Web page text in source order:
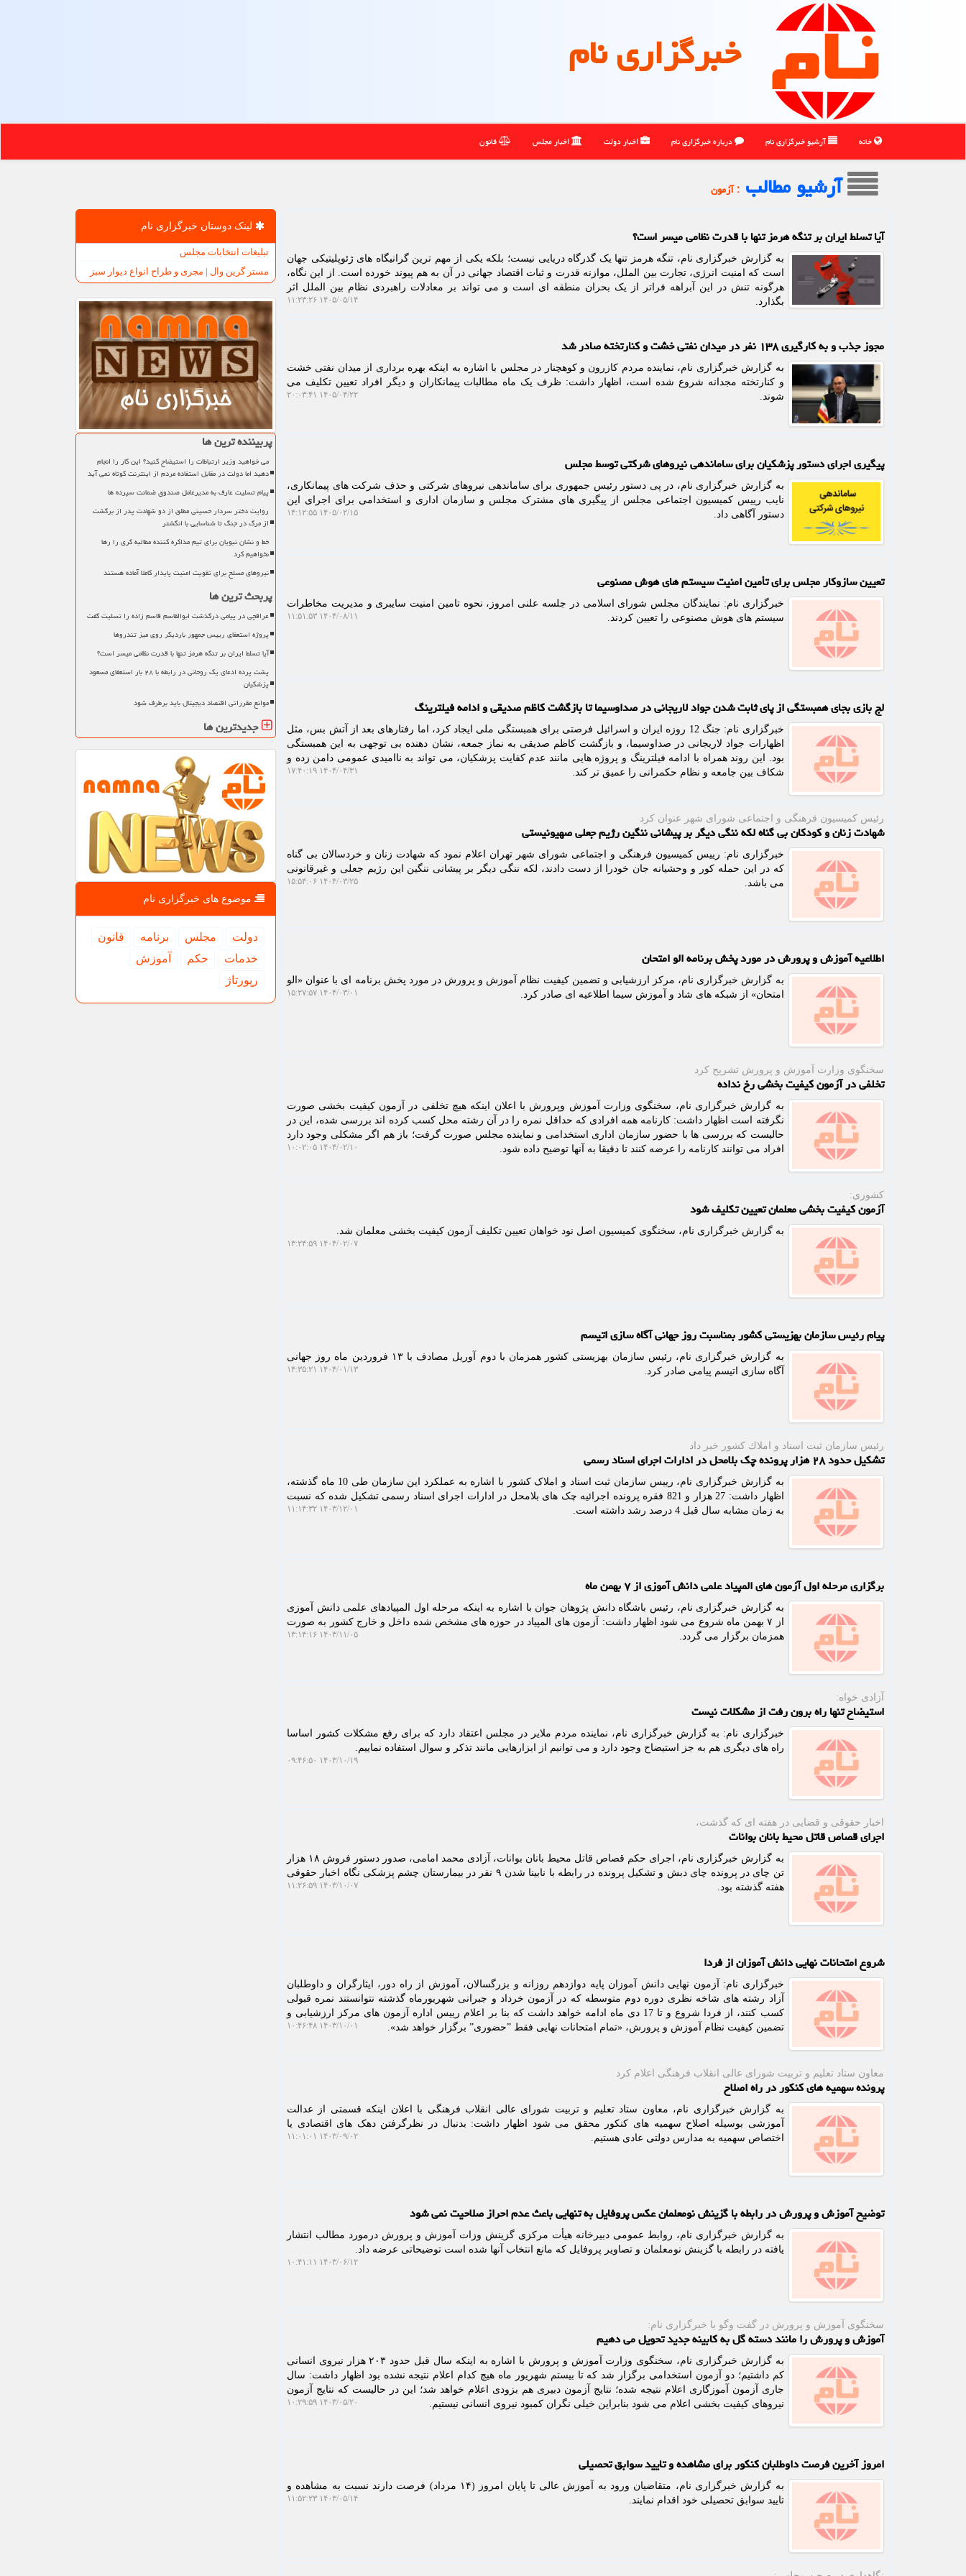
خبرگزاری نام
خانه آرشیو خبرگزاری نام درباره خبرگزاری نام اخبار دولت اخبار مجلس قانون
آرشیو مطالب : آزمون
آیا تسلط ایران بر تنگه هرمز تنها با قدرت نظامی میسر است؟
به گزارش خبرگزاری نام، تنگه هرمز تنها یک گذرگاه دریایی نیست؛ بلکه یکی از مهم ترین گرانیگاه های ژئوپلیتیکی جهان
است که امنیت انرژی، تجارت بین الملل، موازنه قدرت و ثبات اقتصاد جهانی در آن به هم پیوند خورده است. از این نگاه،
هرگونه تنش در این آبراهه فراتر از یک بحران منطقه ای است و می تواند بر معادلات راهبردی نظام بین الملل اثر
بگذارد.
۱۴۰۵/۰۵/۱۴ ۱۱:۲۳:۲۶
مجوز جذب و به کارگیری ۱۳۸ نفر در میدان نفتی خشت و کنارتخته صادر شد
به گزارش خبرگزاری نام، نماینده مردم کازرون و کوهچنار در مجلس با اشاره به اینکه بهره برداری از میدان نفتی خشت
و کنارتخته مجدانه شروع شده است، اظهار داشت: ظرف یک ماه مطالبات پیمانکاران و دیگر افراد تعیین تکلیف می
شوند.
۱۴۰۵/۰۴/۲۲ ۲۰:۰۳:۴۱
پیگیری اجرای دستور پزشکیان برای ساماندهی نیروهای شرکتی توسط مجلس
به گزارش خبرگزاری نام، در پی دستور رئیس جمهوری برای ساماندهی نیروهای شرکتی و حذف شرکت های پیمانکاری،
نایب رییس کمیسیون اجتماعی مجلس از پیگیری های مشترک مجلس و سازمان اداری و استخدامی برای اجرای این
دستور آگاهی داد.
۱۴۰۵/۰۲/۱۵ ۱۴:۱۲:۵۵
تعیین سازوکار مجلس برای تأمین امنیت سیستم های هوش مصنوعی
خبرگزاری نام: نمایندگان مجلس شورای اسلامی در جلسه علنی امروز، نحوه تامین امنیت سایبری و مدیریت مخاطرات
سیستم های هوش مصنوعی را تعیین کردند.
۱۴۰۴/۰۸/۱۱ ۱۱:۵۱:۵۳
لج بازی بجای همبستگی از پای ثابت شدن جواد لاریجانی در صداوسیما تا بازگشت کاظم صدیقی و ادامه فیلترینگ
خبرگزاری نام: جنگ 12 روزه ایران و اسرائیل فرصتی برای همبستگی ملی ایجاد کرد، اما رفتارهای بعد از آتش بس، مثل
اظهارات جواد لاریجانی در صداوسیما، و بازگشت کاظم صدیقی به نماز جمعه، نشان دهنده بی توجهی به این همبستگی
بود. این روند همراه با ادامه فیلترینگ و پروژه هایی مانند عدم کفایت پزشکیان، می تواند به ناامیدی عمومی دامن زده و
شکاف بین جامعه و نظام حکمرانی را عمیق تر کند.
۱۴۰۴/۰۴/۳۱ ۱۷:۴۰:۱۹
رئیس كمیسیون فرهنگی و اجتماعی شورای شهر عنوان كرد
شهادت زنان و کودکان بی گناه لکه ننگی دیگر بر پیشانی ننگین رژیم جعلی صهیونیستی
خبرگزاری نام: رییس کمیسیون فرهنگی و اجتماعی شورای شهر تهران اعلام نمود که شهادت زنان و خردسالان بی گناه
که در این حمله کور و وحشیانه جان خودرا از دست دادند، لکه ننگی دیگر بر پیشانی ننگین این رژیم جعلی و غیرقانونی
می باشد.
۱۴۰۴/۰۳/۲۵ ۱۵:۵۴:۰۶
اطلاعیه آموزش و پرورش در مورد پخش برنامه الو امتحان
به گزارش خبرگزاری نام، مرکز ارزشیابی و تضمین کیفیت نظام آموزش و پرورش در مورد پخش برنامه ای با عنوان «الو
امتحان» از شبکه های شاد و آموزش سیما اطلاعیه ای صادر کرد.
۱۴۰۴/۰۳/۰۱ ۱۵:۲۷:۵۷
سخنگوی وزارت آموزش و پرورش تشریح كرد
تخلفی در آزمون کیفیت بخشی رخ نداده
به گزارش خبرگزاری نام، سخنگوی وزارت آموزش وپرورش با اعلان اینکه هیچ تخلفی در آزمون کیفیت بخشی صورت
نگرفته است اظهار داشت: کارنامه همه افرادی که حداقل نمره را در آن رشته محل کسب کرده اند بررسی شده، این در
حالیست که بررسی ها با حضور سازمان اداری استخدامی و نماینده مجلس صورت گرفت؛ باز هم اگر مشکلی وجود دارد
افراد می توانند کارنامه را عرضه کنند تا دقیقا به آنها توضیح داده شود.
۱۴۰۴/۰۲/۱۰ ۱۰:۰۲:۰۵
كشوری:
آزمون کیفیت بخشی معلمان تعیین تکلیف شود
به گزارش خبرگزاری نام، سخنگوی کمیسیون اصل نود خواهان تعیین تکلیف آزمون کیفیت بخشی معلمان شد.
۱۴۰۴/۰۲/۰۷ ۱۳:۲۴:۵۹
پیام رئیس سازمان بهزیستی کشور بمناسبت روز جهانی آگاه سازی اتیسم
به گزارش خبرگزاری نام، رئیس سازمان بهزیستی کشور همزمان با دوم آوریل مصادف با ۱۳ فروردین ماه روز جهانی
آگاه سازی اتیسم پیامی صادر کرد.
۱۴۰۴/۰۱/۱۳ ۱۴:۳۵:۲۱
رئیس سازمان ثبت اسناد و املاك كشور خبر داد
تشکیل حدود ۲۸ هزار پرونده چک بلامحل در ادارات اجرای اسناد رسمی
به گزارش خبرگزاری نام، رییس سازمان ثبت اسناد و املاک کشور با اشاره به عملکرد این سازمان طی 10 ماه گذشته،
اظهار داشت: 27 هزار و 821 فقره پرونده اجرائیه چک های بلامحل در ادارات اجرای اسناد رسمی تشکیل شده که نسبت
به زمان مشابه سال قبل 4 درصد رشد داشته است.
۱۴۰۳/۱۲/۰۱ ۱۱:۱۴:۳۲
برگزاری مرحله اول آزمون های المپیاد علمی دانش آموزی از ۷ بهمن ماه
به گزارش خبرگزاری نام، رئیس باشگاه دانش پژوهان جوان با اشاره به اینکه مرحله اول المپیادهای علمی دانش آموزی
از ۷ بهمن ماه شروع می شود اظهار داشت: آزمون های المپیاد در حوزه های مشخص شده داخل و خارج کشور به صورت
همزمان برگزار می گردد.
۱۴۰۳/۱۱/۰۵ ۱۳:۱۴:۱۶
آزادی خواه:
استیضاح تنها راه برون رفت از مشکلات نیست
خبرگزاری نام: به گزارش خبرگزاری نام، نماینده مردم ملایر در مجلس اعتقاد دارد که برای رفع مشکلات کشور اساسا
راه های دیگری هم به جز استیضاح وجود دارد و می توانیم از ابزارهایی مانند تذکر و سوال استفاده نماییم.
۱۴۰۳/۱۰/۱۹ ۰۹:۴۶:۵۰
اخبار حقوقی و قضایی در هفته ای كه گذشت،
اجرای قصاص قاتل محیط بانان بوانات
به گزارش خبرگزاری نام، اجرای حکم قصاص قاتل محیط بانان بوانات، آزادی محمد امامی، صدور دستور فروش ۱۸ هزار
تن چای در پرونده چای دبش و تشکیل پرونده در رابطه با نابینا شدن ۹ نفر در بیمارستان چشم پزشکی نگاه اخبار حقوقی
هفته گذشته بود.
۱۴۰۳/۱۰/۰۷ ۱۱:۲۶:۵۹
شروع امتحانات نهایی دانش آموزان از فردا
خبرگزاری نام: آزمون نهایی دانش آموزان پایه دوازدهم روزانه و بزرگسالان، آموزش از راه دور، ایثارگران و داوطلبان
آزاد رشته های شاخه نظری دوره دوم متوسطه که در آزمون خرداد و جبرانی شهریورماه گذشته نتوانستند نمره قبولی
کسب کنند، از فردا شروع و تا 17 دی ماه ادامه خواهد داشت که بنا بر اعلام رییس اداره آزمون های مرکز ارزشیابی و
تضمین کیفیت نظام آموزش و پرورش، «تمام امتحانات نهایی فقط ˮحضوریˮ برگزار خواهد شد».
۱۴۰۳/۱۰/۰۱ ۱۰:۴۶:۴۸
معاون ستاد تعلیم و تربیت شورای عالی انقلاب فرهنگی اعلام كرد
پرونده سهمیه های کنکور در راه اصلاح
به گزارش خبرگزاری نام، معاون ستاد تعلیم و تربیت شورای عالی انقلاب فرهنگی با اعلان اینکه قسمتی از عدالت
آموزشی بوسیله اصلاح سهمیه های کنکور محقق می شود اظهار داشت: بدنبال در نظرگرفتن دهک های اقتصادی یا
اختصاص سهمیه به مدارس دولتی عادی هستیم.
۱۴۰۳/۰۹/۰۲ ۱۱:۰۱:۰۱
توضیح آموزش و پرورش در رابطه با گزینش نومعلمان عکس پروفایل به تنهایی باعث عدم احراز صلاحیت نمی شود
به گزارش خبرگزاری نام، روابط عمومی دبیرخانه هیأت مرکزی گزینش وزات آموزش و پرورش درمورد مطالب انتشار
یافته در رابطه با گزینش نومعلمان و تصاویر پروفایل که مانع انتخاب آنها شده است توضیحاتی عرضه داد.
۱۴۰۳/۰۶/۱۲ ۱۰:۴۱:۱۱
سخنگوی آموزش و پرورش در گفت وگو با خبرگزاری نام:
آموزش و پرورش را مانند دسته گل به کابینه جدید تحویل می دهیم
به گزارش خبرگزاری نام، سخنگوی وزارت آموزش و پرورش با اشاره به اینکه سال قبل حدود ۲۰۳ هزار نیروی انسانی
کم داشتیم؛ دو آزمون استخدامی برگزار شد که تا بیستم شهریور ماه هیچ کدام اعلام نتیجه نشده بود اظهار داشت: سال
جاری آزمون آموزگاری اعلام نتیجه شده؛ نتایج آزمون دبیری هم بزودی اعلام خواهد شد؛ این در حالیست که نتایج آزمون
نیروهای کیفیت بخشی اعلام می شود بنابراین خیلی نگران کمبود نیروی انسانی نیستیم.
۱۴۰۳/۰۵/۲۰ ۱۰:۲۹:۵۹
امروز آخرین فرصت داوطلبان کنکور برای مشاهده و تایید سوابق تحصیلی
به گزارش خبرگزاری نام، متقاضیان ورود به آموزش عالی تا پایان امروز (۱۴ مرداد) فرصت دارند نسبت به مشاهده و
تایید سوابق تحصیلی خود اقدام نمایند.
۱۴۰۳/۰۵/۱۴ ۱۱:۵۲:۲۳
لینک دوستان خبرگزاری نام
تبلیغات انتخابات مجلس
مستر گرین وال | مجری و طراح انواع دیوار سبز
پربیننده ترین ها
می خواهید وزیر ارتباطات را استیضاح کنید؟ این کار را انجام
دهید اما دولت در مقابل استفاده مردم از اینترنت کوتاه نمی آید
پیام تسلیت عارف به مدیرعامل صندوق ضمانت سپرده ها
روایت دختر سردار حسینی مطلق از دو شهادت پدر از برگشت
از مرگ در جنگ تا شناسایی با انگشتر
خط و نشان نبویان برای تیم مذاکره کننده مطالبه گری را رها
نخواهیم کرد
نیروهای مسلح برای تقویت امنیت پایدار کاملا آماده هستند
پربحث ترین ها
عراقچی در پیامی درگذشت ابوالقاسم قاسم زاده را تسلیت گفت
پروژه استعفای رییس جمهور باردیگر روی میز تندروها
آیا تسلط ایران بر تنگه هرمز تنها با قدرت نظامی میسر است؟
پشت پرده ادعای یک روحانی در رابطه با ۲۸ بار استعفای مسعود
پزشکیان
موانع مقرراتی اقتصاد دیجیتال باید برطرف شود
جدیدترین ها
موضوع های خبرگزاری نام
دولت مجلس برنامه
قانون
خدمات
حكم
آموزش
رپورتاژ